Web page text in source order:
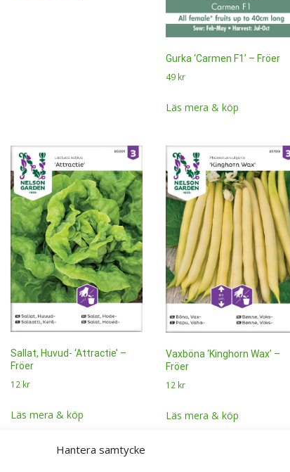
Hantera samtycke
Gurka ‘Carmen F1’ – Fröer
49 kr
Läs mera & köp
Sallat, Huvud- ‘Attractie’ –
Fröer
12 kr
Läs mera & köp
Vaxböna ‘Kinghorn Wax’ –
Fröer
12 kr
Läs mera & köp